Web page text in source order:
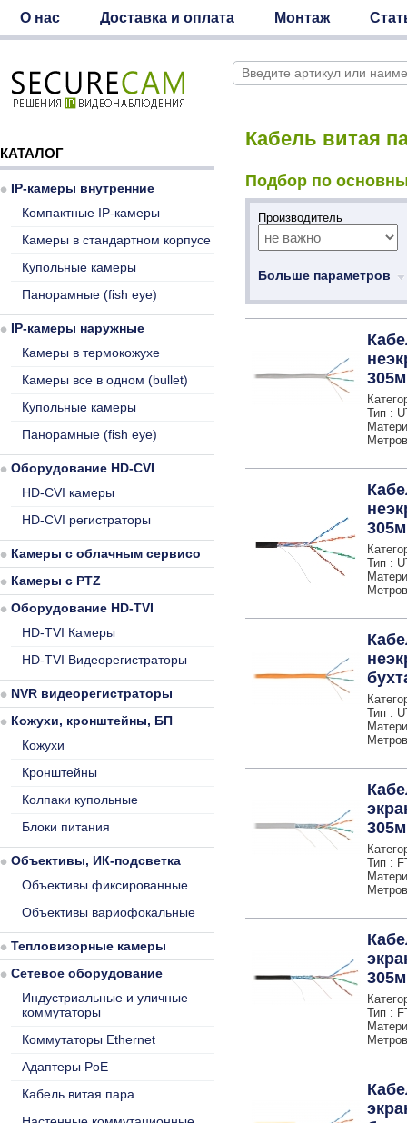
О нас Доставка и оплата Монтаж
Кабель витая
Подбор по
Производитель
Больше параметров
Тип :
Тип :
Тип :
Тип :
Тип :
КАТАЛОГ
IP-камеры внутренние
Компактные IP-камеры
Камеры в стандартном корпусе
Купольные камеры
Панорамные (fish eye)
IP-камеры наружные
Камеры в термокожухе
Камеры все в одном (bullet)
Купольные камеры
Панорамные (fish eye)
Оборудование HD-CVI
HD-CVI камеры
HD-CVI регистраторы
Камеры с облачным сервисом
Камеры с PTZ
Оборудование HD-TVI
HD-TVI Камеры
HD-TVI Видеорегистраторы
NVR видеорегистраторы
Кожухи, кронштейны, БП
Кожухи
Кронштейны
Колпаки купольные
Блоки питания
Объективы, ИК-подсветка
Объективы фиксированные
Объективы вариофокальные
Тепловизорные камеры
Сетевое оборудование
Индустриальные и уличные
коммутаторы
Коммутаторы Ethernet
Адаптеры PoE
Кабель витая пара